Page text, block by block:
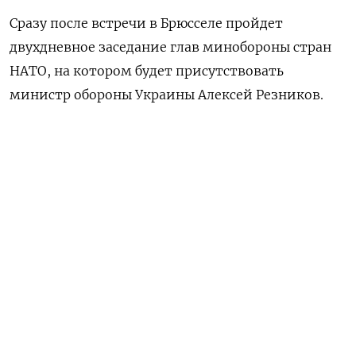
Сразу после встречи в Брюсселе пройдет
двухдневное заседание глав минобороны стран
НАТО, на котором будет присутствовать
министр обороны Украины Алексей Резников.